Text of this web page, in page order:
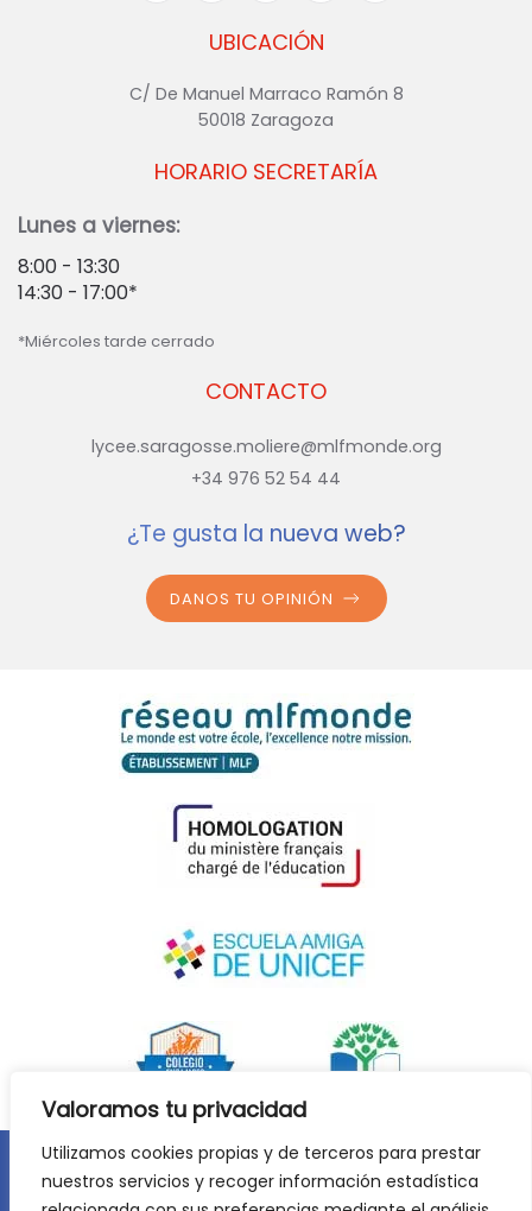
Valoramos tu privacidad
Utilizamos cookies propias y de terceros para prestar
nuestros servicios y recoger información estadística
UBICACIÓN
C/ De Manuel Marraco Ramón 8
50018 Zaragoza
CONTACTO
lycee.saragosse.moliere@mlfmonde.org
+34 976 52 54 44
HORARIO SECRETARÍA
Lunes a viernes:
8:00 - 13:30
14:30 - 17:00*
*Miércoles tarde cerrado
¿Te gusta la nueva web?
DANOS TU OPINIÓN
Aviso legal
Política de privacidad